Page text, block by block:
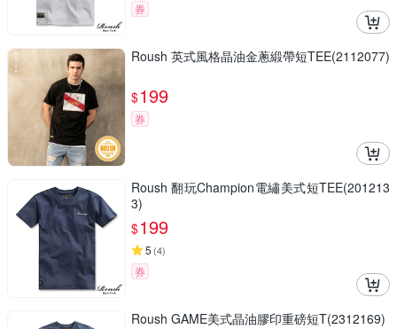
券
Roush 英式風格晶油金蔥緞帶短TEE(2112077)
$199
券
Roush 翻玩Champion電繡美式短TEE(201213
3)
$199
5 (4)
券
Roush GAME美式晶油膠印重磅短T(2312169)